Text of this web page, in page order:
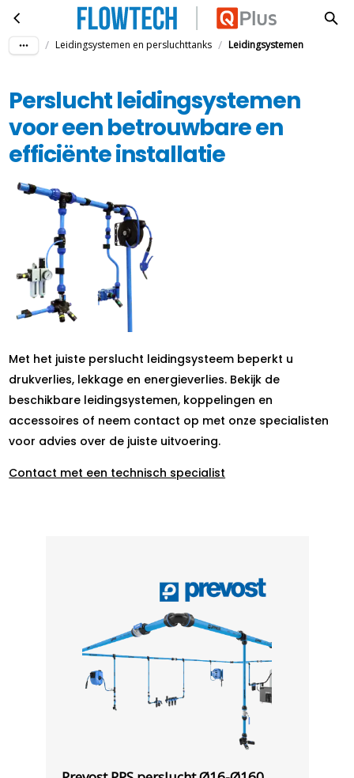
Ga naar hoofdinhoud Perslucht leidingsystemen voor een betrouwbare en efficiënte installatie
/ Leidingsystemen en persluchttanks / Leidingsystemen
Perslucht leidingsystemen
voor een betrouwbare en
efficiënte installatie
Met het juiste perslucht leidingsysteem beperkt u
drukverlies, lekkage en energieverlies. Bekijk de
beschikbare leidingsystemen, koppelingen en
accessoires of neem contact op met onze specialisten
voor advies over de juiste uitvoering.
Contact met een technisch specialist